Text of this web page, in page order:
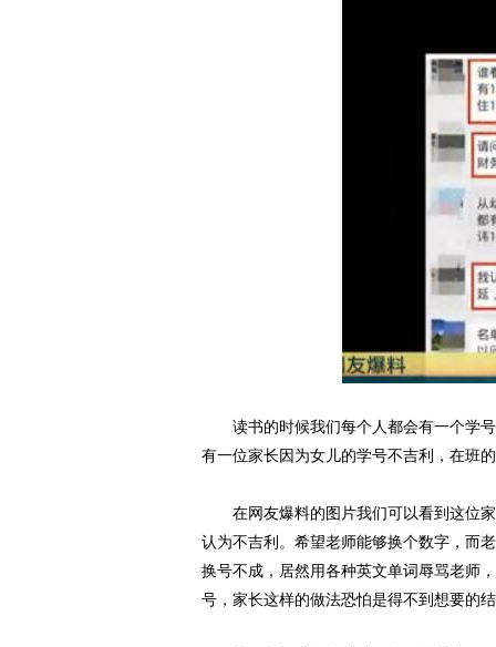
读书的时候我们每个人都会有一个学号
有一位家长因为女儿的学号不吉利，在班
在网友爆料的图片我们可以看到这位家
认为不吉利。希望老师能够换个数字，而
换号不成，居然用各种英文单词辱骂老师
号，家长这样的做法恐怕是得不到想要的
动物系恋人啊 | 钟欣潼